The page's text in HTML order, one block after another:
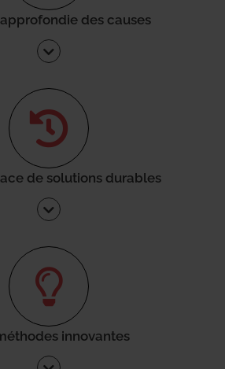
des causes
de solutions durables
innovantes